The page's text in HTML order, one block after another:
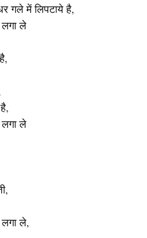
गले में लिपटाये है,
ले
ले
ले,